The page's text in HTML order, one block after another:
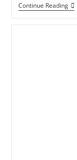
Continue Reading
–